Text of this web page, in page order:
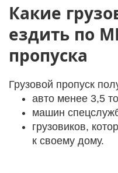
Какие
ездить по
пропуска
Грузовой пропуск
авто менее 3,5
машин
грузовиков,
к своему дому.